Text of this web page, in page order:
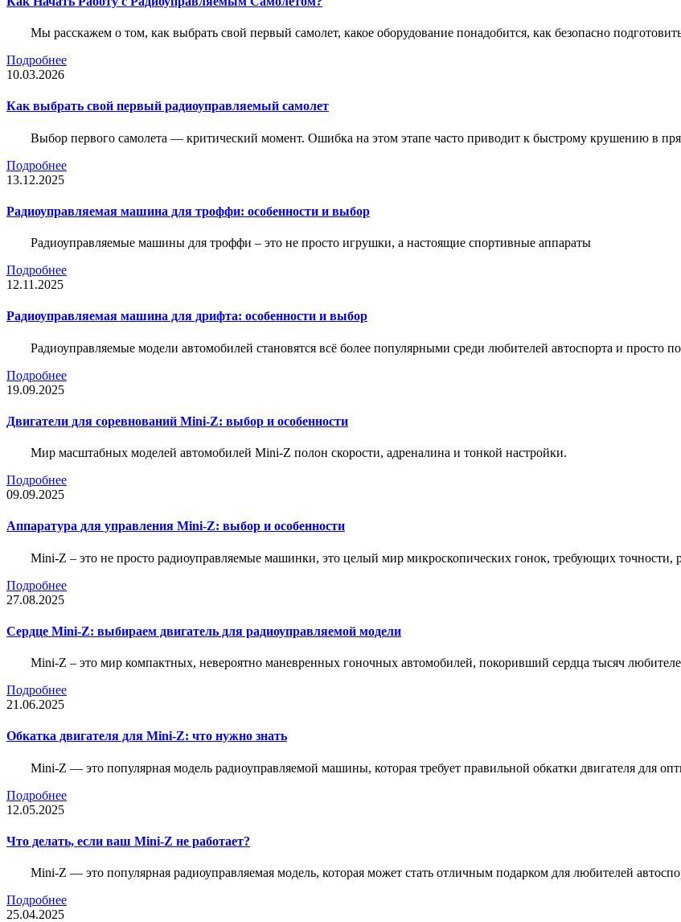
Мы расскажем о том, как выбрать свой первый самолет, какое оборудование понадобится, как безопасно
Подробнее
10.03.2026
Как выбрать свой первый радиоуправляемый самолет
Выбор первого самолета — критический момент. Ошибка на этом этапе часто приводит к быстрому крушению в
Подробнее
13.12.2025
Радиоуправляемая машина для троффи: особенности и выбор
Радиоуправляемые машины для троффи – это не просто игрушки, а настоящие спортивные аппараты
Подробнее
12.11.2025
Радиоуправляемая машина для дрифта: особенности и выбор
Радиоуправляемые модели автомобилей становятся всё более популярными среди любителей автоспорта и просто
Подробнее
19.09.2025
Двигатели для соревнований Mini-Z: выбор и особенности
Мир масштабных моделей автомобилей Mini-Z полон скорости, адреналина и тонкой настройки.
Подробнее
09.09.2025
Аппаратура для управления Mini-Z: выбор и особенности
Mini-Z – это не просто радиоуправляемые машинки, это целый мир микроскопических гонок, требующих точности,
Подробнее
27.08.2025
Сердце Mini-Z: выбираем двигатель для радиоуправляемой модели
Mini-Z – это мир компактных, невероятно маневренных гоночных автомобилей, покоривший сердца тысяч
Подробнее
21.06.2025
Обкатка двигателя для Mini-Z: что нужно знать
Mini-Z — это популярная модель радиоуправляемой машины, которая требует правильной обкатки двигателя для
Подробнее
12.05.2025
Что делать, если ваш Mini-Z не работает?
Mini-Z — это популярная радиоуправляемая модель, которая может стать отличным подарком для любителей
Подробнее
25.04.2025